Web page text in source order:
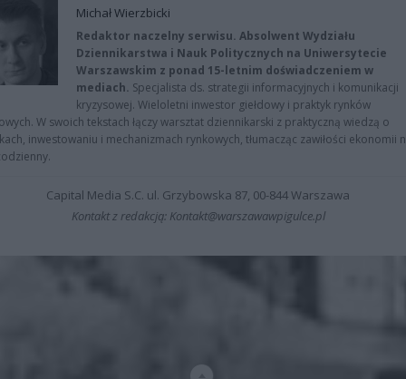
Michał Wierzbicki
Redaktor naczelny serwisu. Absolwent Wydziału
Dziennikarstwa i Nauk Politycznych na Uniwersytecie
Warszawskim z ponad 15-letnim doświadczeniem w
mediach. Specjalista ds. strategii informacyjnych i komunikacji
kryzysowej. Wieloletni inwestor giełdowy i praktyk rynków
W swoich tekstach łączy warsztat dziennikarski z praktyczną wiedzą o
inwestowaniu i mechanizmach rynkowych, tłumacząc zawiłości ekonomii
Capital Media S.C. ul. Grzybowska 87, 00-844 Warszawa
Kontakt z redakcją: Kontakt@warszawawpigulce.pl